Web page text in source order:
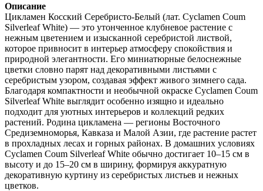
Описание
Цикламен Косский Серебристо-Белый (лат. Cyclamen Coum
Silverleaf White) — это утонченное клубневое растение с
нежным цветением и изысканной серебристой листвой,
которое привносит в интерьер атмосферу спокойствия и
природной элегантности. Его миниатюрные белоснежные
цветки словно парят над декоративными листьями с
серебристым узором, создавая эффект живого зимнего сада.
Благодаря компактности и необычной окраске Cyclamen Coum
Silverleaf White выглядит особенно изящно и идеально
подходит для уютных интерьеров и коллекций редких
растений. Родина цикламена — регионы Восточного
Средиземноморья, Кавказа и Малой Азии, где растение растет
в прохладных лесах и горных районах. В домашних условиях
Cyclamen Coum Silverleaf White обычно достигает 10–15 см в
высоту и до 15–20 см в ширину, формируя аккуратную
декоративную куртину из серебристых листьев и нежных
цветков.